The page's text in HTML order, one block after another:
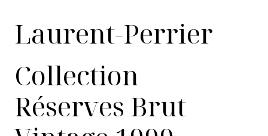
Laurent-Perrier
Collection
Réserves Brut